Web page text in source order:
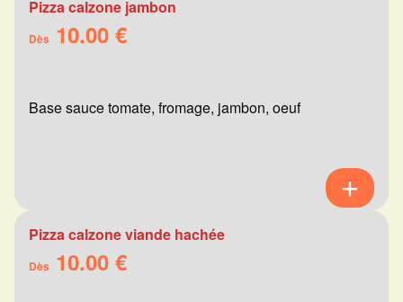
Pizza calzone jambon
Dès 10.00 €
Base sauce tomate, fromage, jambon, oeuf
Pizza calzone viande hachée
Dès 10.00 €